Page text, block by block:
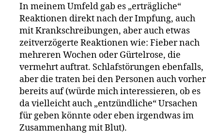
In meinem Umfeld gab es „erträgliche“
Reaktionen direkt nach der Impfung, auch
mit Krankschreibungen, aber auch etwas
zeitverzögerte Reaktionen wie: Fieber nach
mehreren Wochen oder Gürtelrose, die
vermehrt auftrat. Schlafstörungen ebenfalls,
aber die traten bei den Personen auch vorher
bereits auf (würde mich interessieren, ob es
da vielleicht auch „entzündliche“ Ursachen
für geben könnte oder eben irgendwas im
Zusammenhang mit Blut).